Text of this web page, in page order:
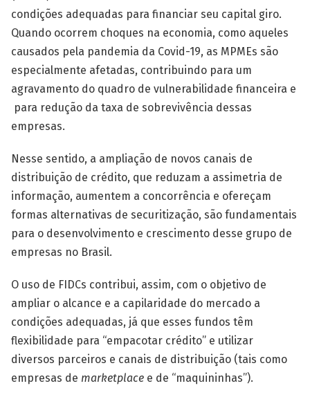
condições adequadas para financiar seu capital giro.
Quando ocorrem choques na economia, como aqueles
causados pela pandemia da Covid-19, as MPMEs são
especialmente afetadas, contribuindo para um
agravamento do quadro de vulnerabilidade financeira e
para redução da taxa de sobrevivência dessas
empresas.
Nesse sentido, a ampliação de novos canais de
distribuição de crédito, que reduzam a assimetria de
informação, aumentem a concorrência e ofereçam
formas alternativas de securitização, são fundamentais
para o desenvolvimento e crescimento desse grupo de
empresas no Brasil.
O uso de FIDCs contribui, assim, com o objetivo de
ampliar o alcance e a capilaridade do mercado a
condições adequadas, já que esses fundos têm
flexibilidade para “empacotar crédito” e utilizar
diversos parceiros e canais de distribuição (tais como
empresas de marketplace e de “maquininhas”).